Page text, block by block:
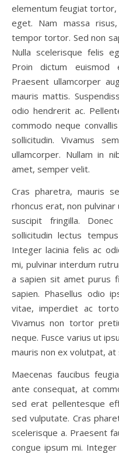
elementum feugiat
eget. Nam massa
tempor tortor. Sed non
Nulla scelerisque felis
Proin dictum euismod
Praesent ullamcorper
mauris mattis.
odio hendrerit ac.
commodo neque
sollicitudin. Vivamus
ullamcorper. Nullam in
amet, semper velit.
Cras pharetra, mauris
rhoncus erat, non
suscipit fringilla.
sollicitudin lectus
Integer lacinia felis ac
mi, pulvinar interdum
a sapien sit amet purus
sapien. Phasellus odio
vitae, imperdiet ac
Vivamus non tortor
neque. Fusce varius ut
mauris non ex volutpat,
Maecenas faucibus
ante consequat, at
sed erat pellentesque
sed vulputate. Cras
scelerisque a. Praesent
congue ipsum mi.